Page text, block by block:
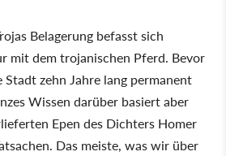
Belagerung befasst sich
mit dem trojanischen Pferd. Bevor
zehn Jahre lang permanent
Wissen darüber basiert aber
Epen des Dichters Homer
Das meiste, was wir über